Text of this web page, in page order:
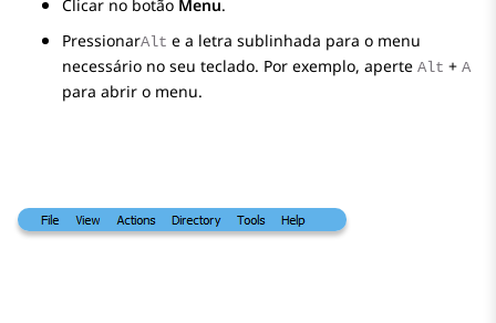
Clicar no botão Menu.
PressionarAlt e a letra sublinhada para o menu
necessário no seu teclado. Por exemplo, aperte Alt + A
para abrir o menu.